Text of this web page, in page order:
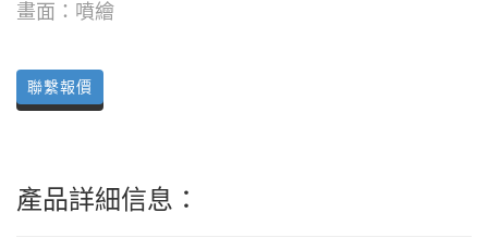
畫面：噴繪
聯繫報價
產品詳細信息：